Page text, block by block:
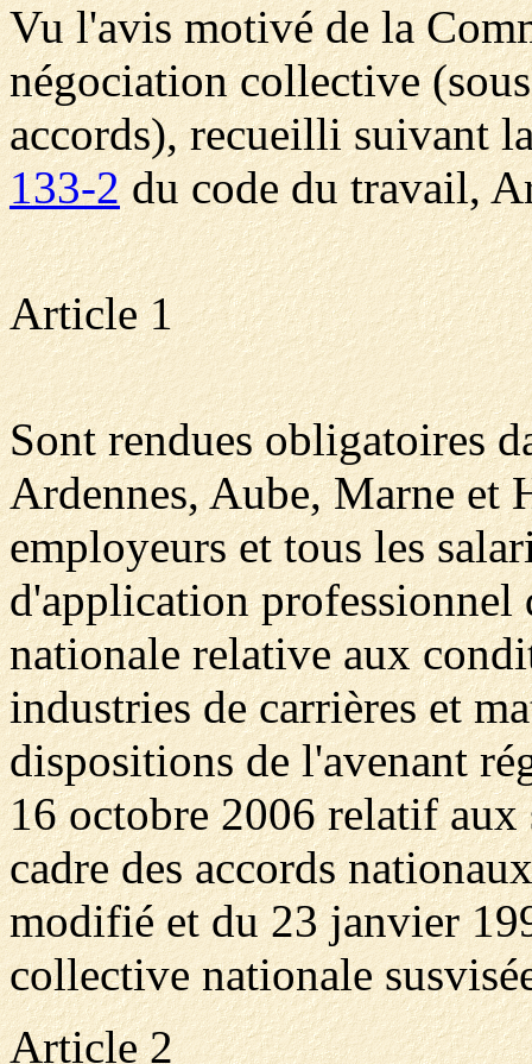
Vu l'avis motivé de la
négociation collective
accords), recueilli suivant
133-2du code du travail,
Article 1
Sont rendues obligatoires
Ardennes, Aube, Marne et
employeurs et tous les
d'application
nationale relative aux
industries de carrières et
dispositions de l'avenant
16 octobre 2006 relatif
cadre des accords
modifié et du 23 janvier
collective nationale
Article 2